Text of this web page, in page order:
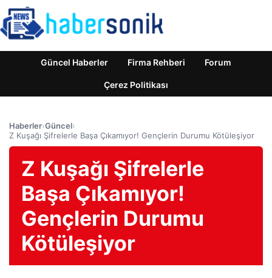
Güncel Haberler Firma Rehberi Forum
Çerez Politikası
Haberler›Güncel›
Z Kuşağı Şifrelerle Başa Çıkamıyor! Gençlerin Durumu Kötüleşiyor
Z Kuşağı Şifrelerle
Başa Çıkamıyor!
Gençlerin Durumu
Kötüleşiyor